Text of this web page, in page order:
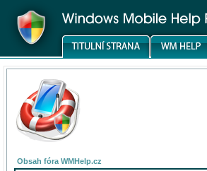
Obsah fóra WMHelp.cz